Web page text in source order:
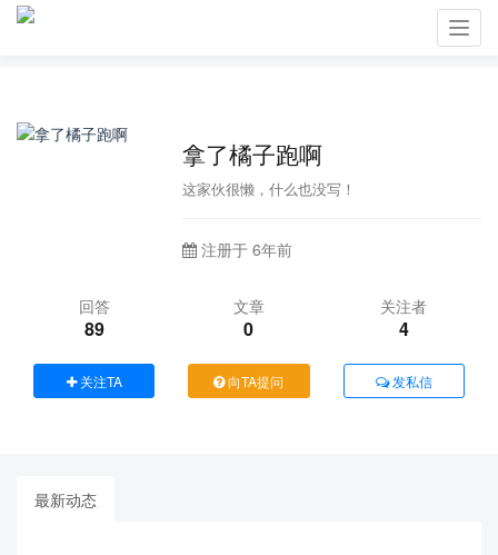
拿了橘子跑啊
这家伙很懒，什么也没写！
注册于 6年前
回答
89
文章
0
关注者
4
关注TA 向TA提问 发私信
最新动态